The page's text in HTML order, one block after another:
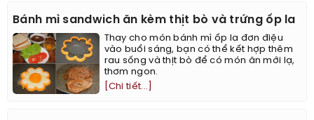
Bánh mì sandwich ăn kèm thịt bò và trứng ốp la
Thay cho món bánh mì ốp la đơn điệu
vào buổi sáng, bạn có thể kết hợp thêm
rau sống và thịt bò để có món ăn mới lạ,
thơm ngon.
[Chi tiết...]